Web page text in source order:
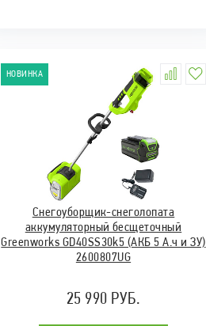
НОВИНКА
Снегоуборщик-снеголопата
аккумуляторный бесщеточный
Greenworks GD40SS30k5 (АКБ 5 А.ч и ЗУ)
2600807UG
25 990 РУБ.